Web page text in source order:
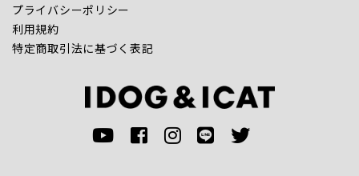
プライバシーポリシー
利用規約
特定商取引法に基づく表記